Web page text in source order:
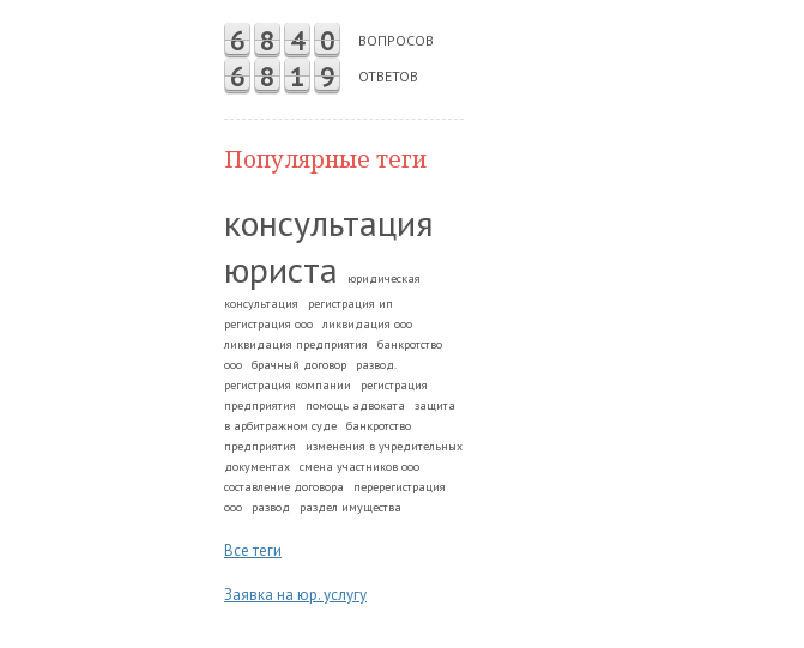
6 8 4 0 ВОПРОСОВ
6 8 1 9 ОТВЕТОВ
Популярные теги
консультация
юриста
юридическая
консультация
регистрация ип
регистрация ооо
ликвидация ооо
ликвидация предприятия
банкротство
ооо
брачный договор
развод.
регистрация компании
регистрация
предприятия
помощь адвоката
защита
в арбитражном суде
банкротство
предприятия
изменения в учредительных
документах
смена участников ооо
составление договора
перерегистрация
ооо
развод раздел имущества
Все теги
Заявка на юр. услугу